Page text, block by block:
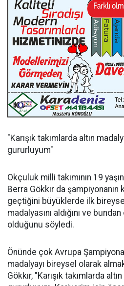
"Karışık takımlarda altın
gururluyum"
Okçuluk milli takımının 19
Berra Gökkır da şampiyonanın
geçtiğini büyüklerde ilk
madalyasını aldığını ve
olduğunu söyledi.
Önünde çok Avrupa
madalyayı bireysel olarak
Gökkır, "Karışık takımlarda